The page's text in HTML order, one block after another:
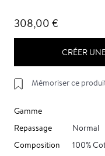
308,00 €
CRÉER
Mémoriser ce
Gamme
Repassage
Normal
Composition
100%